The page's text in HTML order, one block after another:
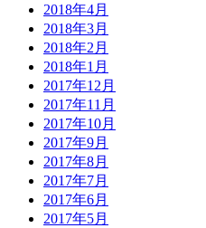
2018年4月
2018年3月
2018年2月
2018年1月
2017年12月
2017年11月
2017年10月
2017年9月
2017年8月
2017年7月
2017年6月
2017年5月